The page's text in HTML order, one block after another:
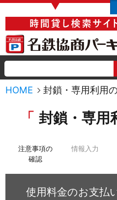
▼
HOME 封鎖・専用利用
封鎖・専用
注意事項の
確認
情報入力
使用料金のお支払